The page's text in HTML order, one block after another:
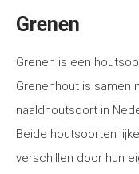
Grenen
Grenen is een
Grenenhout is samen
naaldhoutsoort in
Beide houtsoorten
verschillen door hun